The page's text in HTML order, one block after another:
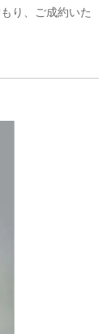
り、ご成約いた